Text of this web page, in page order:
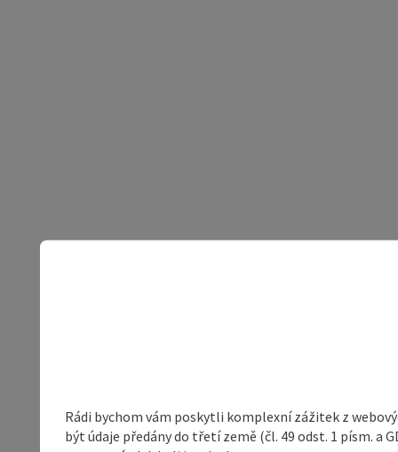
Rádi bychom vám poskytli komplexní zážitek z
být údaje předány do třetí země (čl. 49 odst. 1 písm.